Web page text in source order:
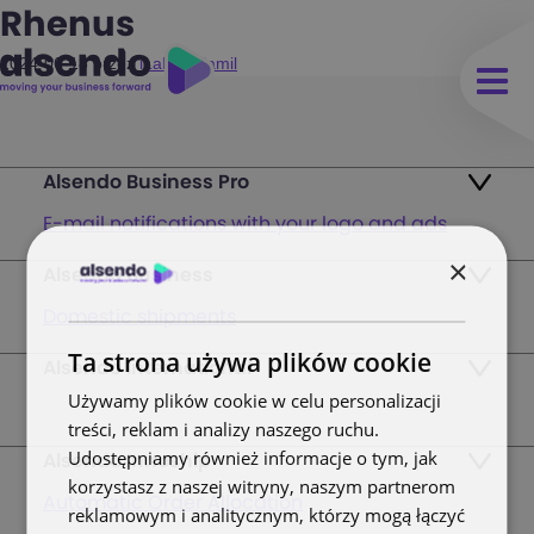
Rhenus
2024-06-18przeziLabs - Kamil
Alsendo Business Pro
E-mail notifications with your logo and ads
Ads on the order tracking page
Pricing and Plans
FAQ
Alsendo Business
Domestic shipments
Fast & Secure International Courier Services
for Small Businesses
Pallets & half pallets
Alsendo International
Alsendo Innoship
Automatic Order Allocation
×
Ta strona używa plików cookie
Używamy plików cookie w celu personalizacji
treści, reklam i analizy naszego ruchu.
Udostępniamy również informacje o tym, jak
korzystasz z naszej witryny, naszym partnerom
reklamowym i analitycznym, którzy mogą łączyć